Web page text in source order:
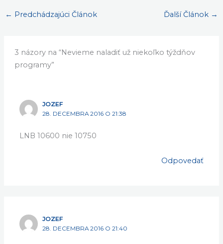
← Predchádzajúci Článok Ďalší Článok →
3 názory na “Nevieme naladiť už niekoľko týždňov
programy”
JOZEF
28. DECEMBRA 2016 O 21:38
LNB 10600 nie 10750
Odpovedať
JOZEF
28. DECEMBRA 2016 O 21:40